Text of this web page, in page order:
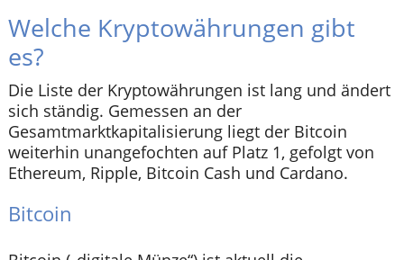
Welche Kryptowährungen gibt
es?
Die Liste der Kryptowährungen ist lang und ändert
sich ständig. Gemessen an der
Gesamtmarktkapitalisierung liegt der Bitcoin
weiterhin unangefochten auf Platz 1, gefolgt von
Ethereum, Ripple, Bitcoin Cash und Cardano.
Bitcoin